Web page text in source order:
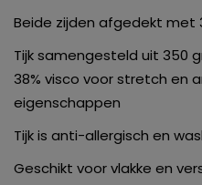
Beide zijden afgedekt met
Tijk samengesteld uit 350
38% visco voor stretch en
eigenschappen
Tijk is anti-allergisch en
Geschikt voor vlakke en